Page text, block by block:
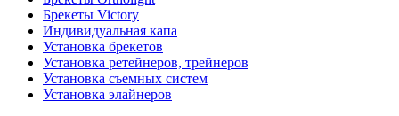
Брекеты Victory
Индивидуальная капа
Установка брекетов
Установка ретейнеров, трейнеров
Установка съемных систем
Установка элайнеров